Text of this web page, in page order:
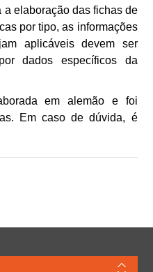
elaboração das fichas de
por tipo, as informações
aplicáveis devem ser
dados específicos da
em alemão e foi
Em caso de dúvida, é